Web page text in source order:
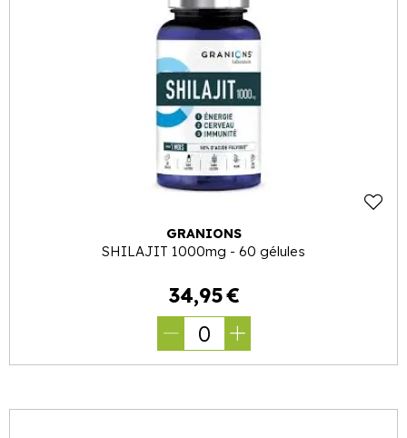
GRANIONS
SHILAJIT 1000mg - 60 gélules
34,95€
0